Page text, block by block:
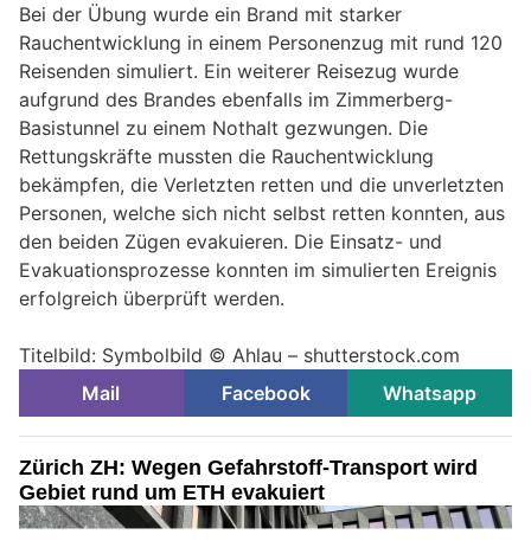
Bei der Übung wurde ein Brand mit starker
Rauchentwicklung in einem Personenzug mit rund 120
Reisenden simuliert. Ein weiterer Reisezug wurde
aufgrund des Brandes ebenfalls im Zimmerberg-
Basistunnel zu einem Nothalt gezwungen. Die
Rettungskräfte mussten die Rauchentwicklung
bekämpfen, die Verletzten retten und die unverletzten
Personen, welche sich nicht selbst retten konnten, aus
den beiden Zügen evakuieren. Die Einsatz- und
Evakuationsprozesse konnten im simulierten Ereignis
erfolgreich überprüft werden.
Titelbild: Symbolbild © Ahlau – shutterstock.com
Mail
Facebook Whatsapp
Zürich ZH: Wegen Gefahrstoff-Transport wird
Gebiet rund um ETH evakuiert